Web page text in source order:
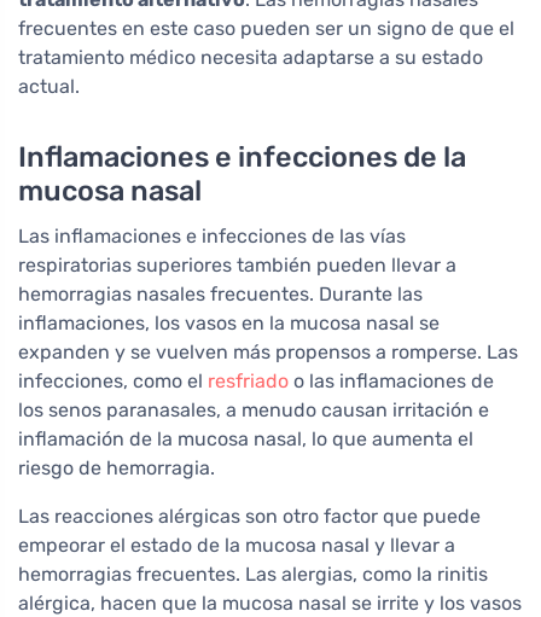
frecuentes en este caso pueden ser un signo de que el
tratamiento médico necesita adaptarse a su estado
actual.
Inflamaciones e infecciones de la
mucosa nasal
Las inflamaciones e infecciones de las vías
respiratorias superiores también pueden llevar a
hemorragias nasales frecuentes. Durante las
inflamaciones, los vasos en la mucosa nasal se
expanden y se vuelven más propensos a romperse. Las
infecciones, como el resfriado o las inflamaciones de
los senos paranasales, a menudo causan irritación e
inflamación de la mucosa nasal, lo que aumenta el
riesgo de hemorragia.
Las reacciones alérgicas son otro factor que puede
empeorar el estado de la mucosa nasal y llevar a
hemorragias frecuentes. Las alergias, como la rinitis
alérgica, hacen que la mucosa nasal se irrite y los vasos